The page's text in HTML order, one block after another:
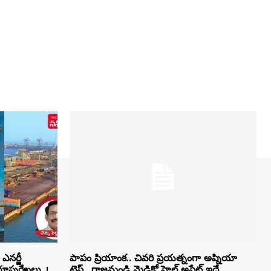
పాపం ప్రియాంక.. చివరి ప్రయత్నంగా అప్నియా